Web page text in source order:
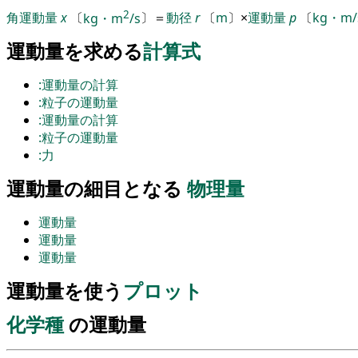
角運動量x 〔kg・m2/s〕 ＝動径r〔m〕 ×運動量p 〔kg・
運動量を求める計算式
:運動量の計算
:粒子の運動量
:運動量の計算
:粒子の運動量
:力
運動量の細目となる 物理量
運動量
運動量
運動量
運動量を使う プロット
化学種 の運動量